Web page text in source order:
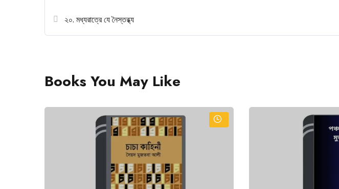
২০. মধ্যরাত্রে যে নৈস্তব্ধ্য
Books You May Like